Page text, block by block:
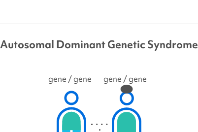
Autosomal Dominant Genetic Syndrome
gene / gene gene / gene